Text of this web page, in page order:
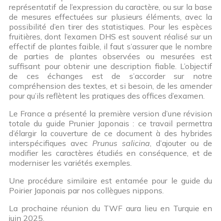
représentatif de l’expression du caractère, ou sur la base
de mesures effectuées sur plusieurs éléments, avec la
possibilité d’en tirer des statistiques. Pour les espèces
fruitières, dont l’examen DHS est souvent réalisé sur un
effectif de plantes faible, il faut s’assurer que le nombre
de parties de plantes observées ou mesurées est
suffisant pour obtenir une description fiable. L’objectif
de ces échanges est de s’accorder sur notre
compréhension des textes, et si besoin, de les amender
pour qu’ils reflètent les pratiques des offices d’examen.
Le France a présenté la première version d’une révision
totale du guide Prunier Japonais : ce travail permettra
d’élargir la couverture de ce document à des hybrides
interspécifiques avec Prunus salicina , d’ajouter ou de
modifier les caractères étudiés en conséquence, et de
moderniser les variétés exemples.
Une procédure similaire est entamée pour le guide du
Poirier Japonais par nos collègues nippons.
La prochaine réunion du TWF aura lieu en Turquie en
juin 2025.